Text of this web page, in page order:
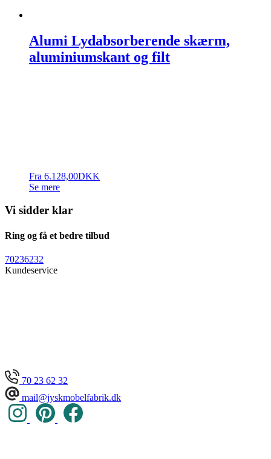
Alumi Lydabsorberende skærm,
aluminiumskant og filt
Fra 6.128,00DKK
Se mere
Vi sidder klar
Ring og få et bedre tilbud
70236232
Kundeservice
70 23 62 32
mail@jyskmobelfabrik.dk